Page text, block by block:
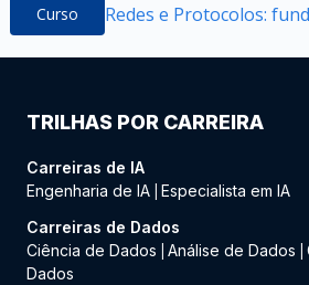
Curso Redes e Protocolos:
TRILHAS POR CARREIRA
Carreiras de IA
Engenharia de IA Especialista em IA
Carreiras de Dados
Ciência de Dados
Análise de Dados
Dados